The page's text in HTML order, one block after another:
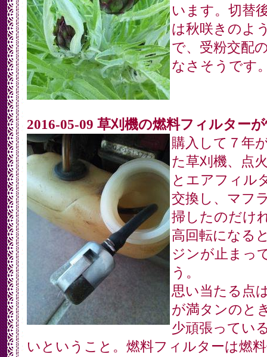
います。切替
は秋咲きのよ
で、受粉交配
なさそうです
2016-05-09 草刈機の燃料フィルター
購入して７年
た草刈機、点
とエアフィル
交換し、マフ
掃したのだけ
高回転になる
ジンが止まっ
う。
思い当たる点
が満タンのと
少頑張ってい
いということ。燃料フィルターは燃